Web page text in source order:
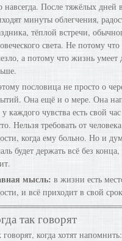
навсегда. После тяжёлых дней
минуты облегчения,
тёплой встречи,
света. Не потому
а потому что жизнь умеет
пословица не просто о
Она ещё и о мере. Она
у каждого чувства есть свой
Нельзя требовать от
когда ему больно. Но и
будет держать всё без
мысль: в жизни есть
и всё приходит в свой
так говорят
говорят, когда хотят